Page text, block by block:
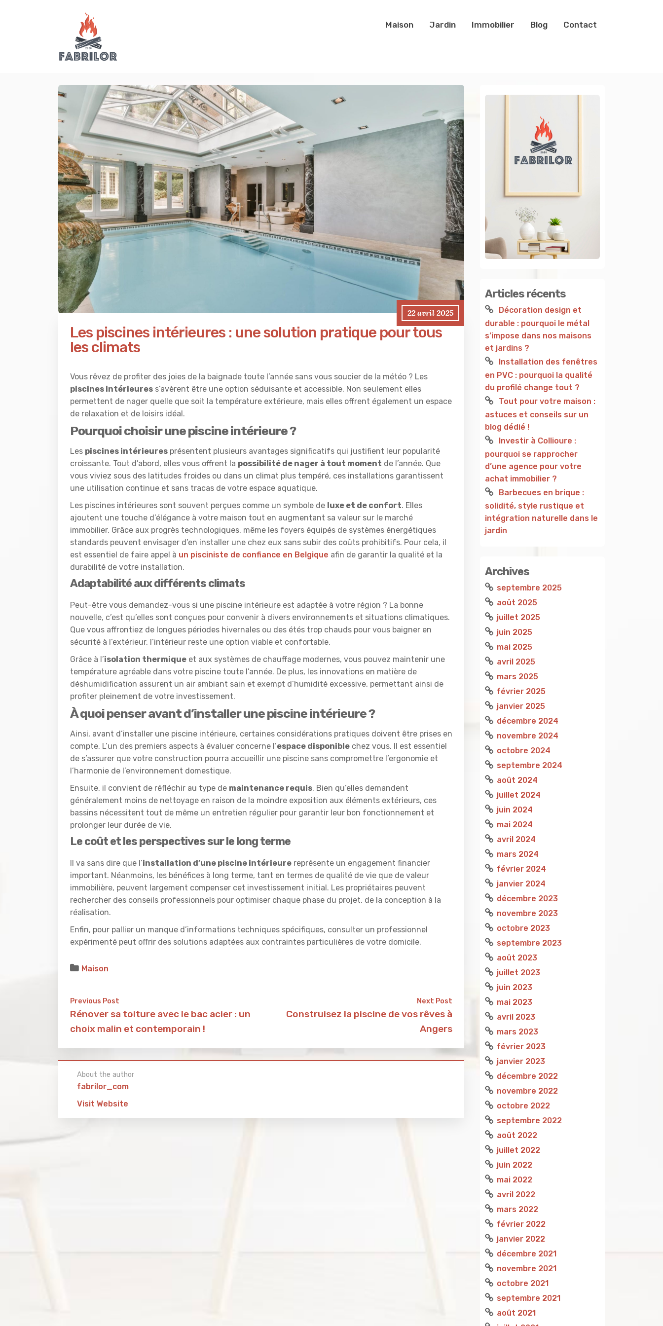
Maison Jardin Immobilier Blog Contact
22 avril 2025
Les piscines intérieures : une solution pratique pour tous
les climats
Vous rêvez de profiter des joies de la baignade toute l’année sans vous soucier de la météo ? Les
piscines intérieures s’avèrent être une option séduisante et accessible. Non seulement elles
permettent de nager quelle que soit la température extérieure, mais elles offrent également un espace
de relaxation et de loisirs idéal.
Pourquoi choisir une piscine intérieure ?
Les piscines intérieures présentent plusieurs avantages significatifs qui justifient leur popularité
croissante. Tout d’abord, elles vous offrent la possibilité de nager à tout moment de l’année. Que
vous viviez sous des latitudes froides ou dans un climat plus tempéré, ces installations garantissent
une utilisation continue et sans tracas de votre espace aquatique.
Les piscines intérieures sont souvent perçues comme un symbole de luxe et de confort. Elles
ajoutent une touche d’élégance à votre maison tout en augmentant sa valeur sur le marché
immobilier. Grâce aux progrès technologiques, même les foyers équipés de systèmes énergétiques
standards peuvent envisager d’en installer une chez eux sans subir des coûts prohibitifs. Pour cela, il
est essentiel de faire appel à un pisciniste de confiance en Belgique afin de garantir la qualité et la
durabilité de votre installation.
Adaptabilité aux différents climats
Peut-être vous demandez-vous si une piscine intérieure est adaptée à votre région ? La bonne
nouvelle, c’est qu’elles sont conçues pour convenir à divers environnements et situations climatiques.
Que vous affrontiez de longues périodes hivernales ou des étés trop chauds pour vous baigner en
sécurité à l’extérieur, l’intérieur reste une option viable et confortable.
Grâce à l’isolation thermique et aux systèmes de chauffage modernes, vous pouvez maintenir une
température agréable dans votre piscine toute l’année. De plus, les innovations en matière de
déshumidification assurent un air ambiant sain et exempt d’humidité excessive, permettant ainsi de
profiter pleinement de votre investissement.
À quoi penser avant d’installer une piscine intérieure ?
Ainsi, avant d’installer une piscine intérieure, certaines considérations pratiques doivent être prises en
compte. L’un des premiers aspects à évaluer concerne l’espace disponible chez vous. Il est essentiel
de s’assurer que votre construction pourra accueillir une piscine sans compromettre l’ergonomie et
l’harmonie de l’environnement domestique.
Ensuite, il convient de réfléchir au type de maintenance requis. Bien qu’elles demandent
généralement moins de nettoyage en raison de la moindre exposition aux éléments extérieurs, ces
bassins nécessitent tout de même un entretien régulier pour garantir leur bon fonctionnement et
prolonger leur durée de vie.
Le coût et les perspectives sur le long terme
Il va sans dire que l’installation d’une piscine intérieure représente un engagement financier
important. Néanmoins, les bénéfices à long terme, tant en termes de qualité de vie que de valeur
immobilière, peuvent largement compenser cet investissement initial. Les propriétaires peuvent
rechercher des conseils professionnels pour optimiser chaque phase du projet, de la conception à la
réalisation.
Enfin, pour pallier un manque d’informations techniques spécifiques, consulter un professionnel
expérimenté peut offrir des solutions adaptées aux contraintes particulières de votre domicile.
Maison
Previous Post
Rénover sa toiture avec le bac acier : un
choix malin et contemporain !
Next Post
Construisez la piscine de vos rêves à
Angers
About the author
fabrilor_com
Visit Website
Articles récents
Décoration design et
durable : pourquoi le métal
s’impose dans nos maisons
et jardins ?
Installation des fenêtres
en PVC : pourquoi la qualité
du profilé change tout ?
Tout pour votre maison :
astuces et conseils sur un
blog dédié !
Investir à Collioure :
pourquoi se rapprocher
d’une agence pour votre
achat immobilier ?
Barbecues en brique :
solidité, style rustique et
intégration naturelle dans le
jardin
Archives
septembre 2025
août 2025
juillet 2025
juin 2025
mai 2025
avril 2025
mars 2025
février 2025
janvier 2025
décembre 2024
novembre 2024
octobre 2024
septembre 2024
août 2024
juillet 2024
juin 2024
mai 2024
avril 2024
mars 2024
février 2024
janvier 2024
décembre 2023
novembre 2023
octobre 2023
septembre 2023
août 2023
juillet 2023
juin 2023
mai 2023
avril 2023
mars 2023
février 2023
janvier 2023
décembre 2022
novembre 2022
octobre 2022
septembre 2022
août 2022
juillet 2022
juin 2022
mai 2022
avril 2022
mars 2022
février 2022
janvier 2022
décembre 2021
novembre 2021
octobre 2021
septembre 2021
août 2021